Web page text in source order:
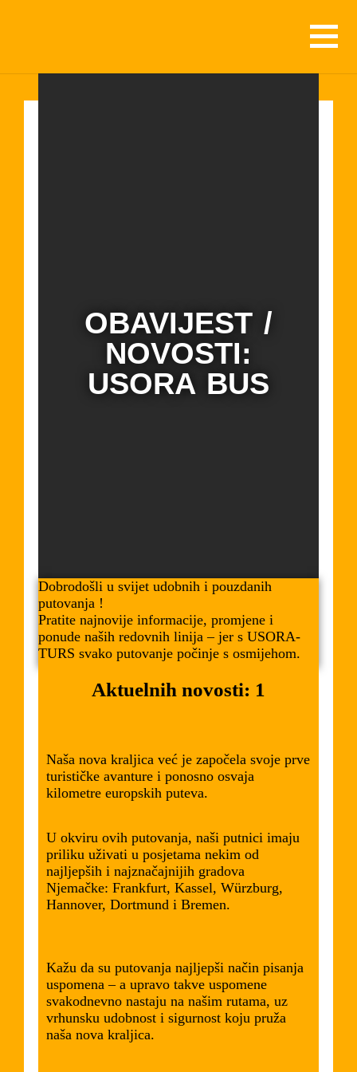
OBAVIJEST /
NOVOSTI:
USORA BUS
Dobrodošli u svijet udobnih i pouzdanih
putovanja !
Pratite najnovije informacije, promjene i
ponude naših redovnih linija – jer s USORA-
TURS svako putovanje počinje s osmijehom.
Aktuelnih novosti: 1
Naša nova kraljica već je započela svoje prve
turističke avanture i ponosno osvaja
kilometre europskih puteva.
U okviru ovih putovanja, naši putnici imaju
priliku uživati u posjetama nekim od
najljepših i najznačajnijih gradova
Njemačke: Frankfurt, Kassel, Würzburg,
Hannover, Dortmund i Bremen.
Kažu da su putovanja najljepši način pisanja
uspomena – a upravo takve uspomene
svakodnevno nastaju na našim rutama, uz
vrhunsku udobnost i sigurnost koju pruža
naša nova kraljica.